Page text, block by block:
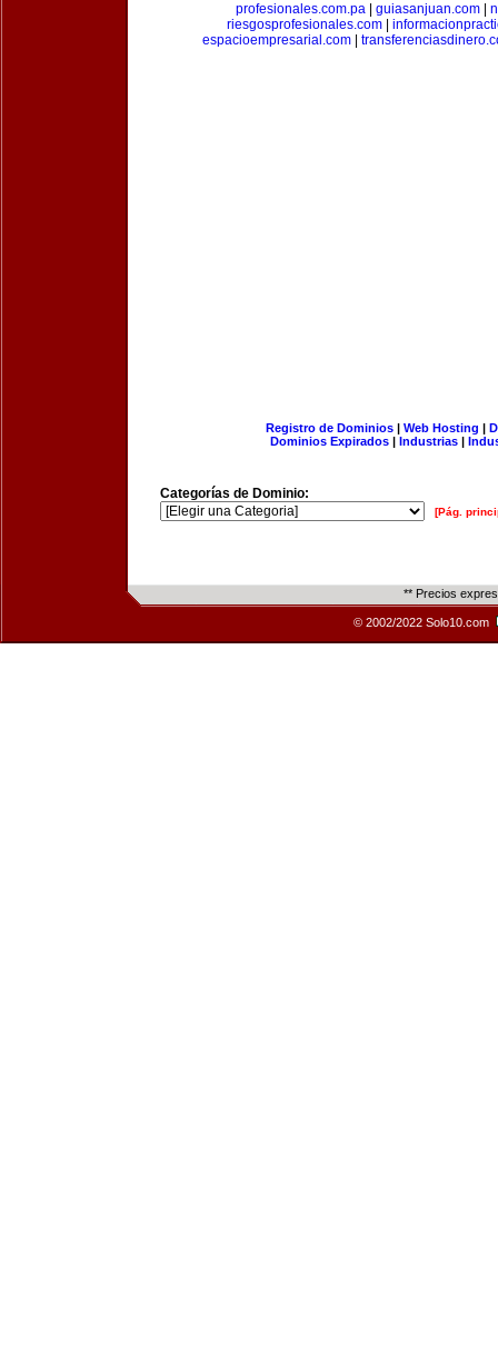
profesionales.com.pa
guiasanjuan.com
riesgosprofesionales.com
espacioempresarial.com
Registro de Dominios| Web Hosting |
Dominios Expirados | Industrias |
Categorías de Dominio:
[Pág.
** Precios
© 2002/2022 Solo10.com